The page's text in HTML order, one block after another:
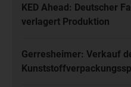
KED Ahead: Deutscher
verlagert Produktion
Gerresheimer: Verkauf